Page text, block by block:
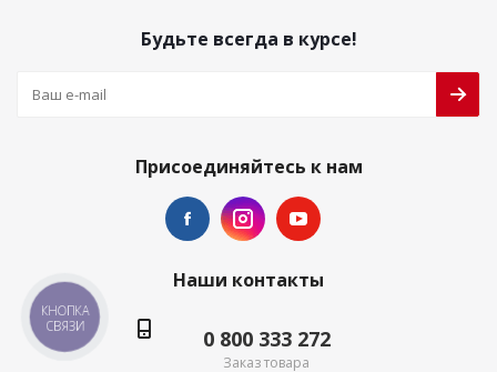
Будьте всегда в курсе!
Присоединяйтесь к нам
Наши контакты
0 800 333 272
Заказ товара
КНОПКА
СВЯЗИ